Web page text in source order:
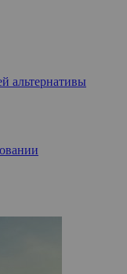
альтернативы